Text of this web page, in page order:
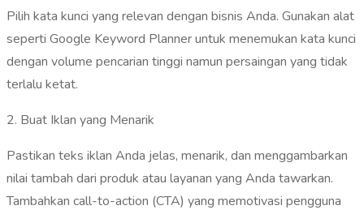
Pilih kata kunci yang relevan dengan bisnis Anda. Gunakan alat
seperti Google Keyword Planner untuk menemukan kata kunci
dengan volume pencarian tinggi namun persaingan yang tidak
terlalu ketat.
‎2. Buat Iklan yang Menarik
‎Pastikan teks iklan Anda jelas, menarik, dan menggambarkan
nilai tambah dari produk atau layanan yang Anda tawarkan.
Tambahkan call-to-action (CTA) yang memotivasi pengguna